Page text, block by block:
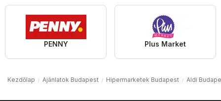
PENNY Plus Market
Kezdőlap Ajánlatok Budapest Hipermarketek Budapest Aldi